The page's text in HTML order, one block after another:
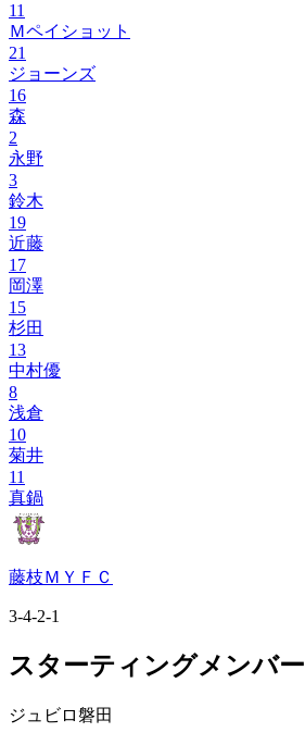
11
Ｍペイショット
21
ジョーンズ
16
森
2
永野
3
鈴木
19
近藤
17
岡澤
15
杉田
13
中村優
8
浅倉
10
菊井
11
真鍋
藤枝ＭＹＦＣ
3-4-2-1
スターティングメンバー
ジュビロ磐田